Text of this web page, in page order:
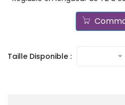
Taille Disponible :